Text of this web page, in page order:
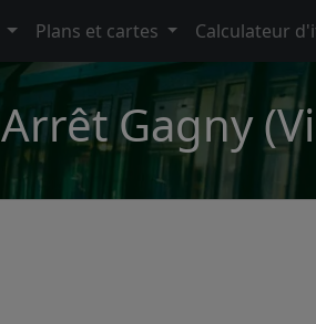
Plans et cartes Calculateur
Arrêt Gagny